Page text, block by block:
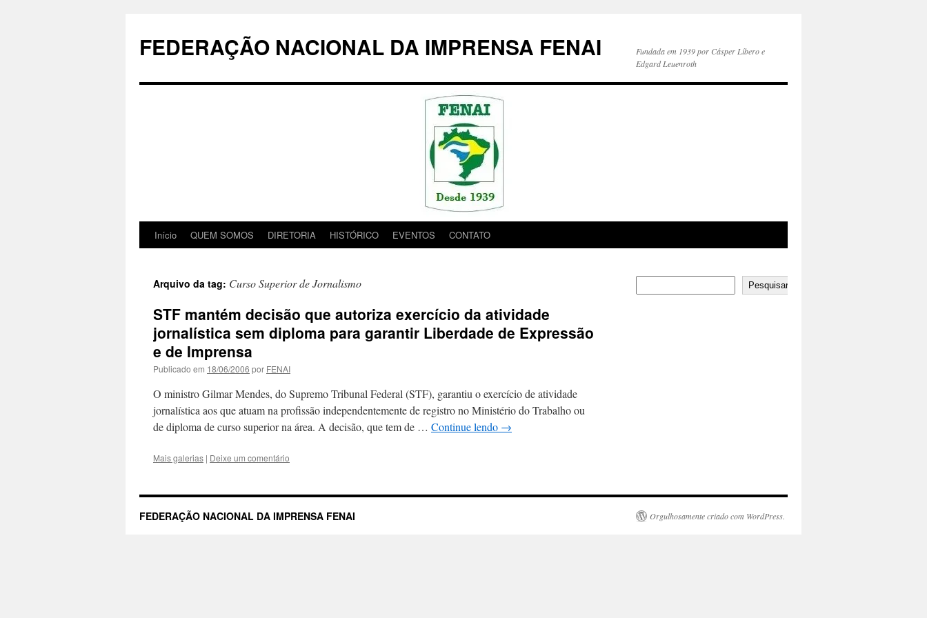
conteúdo
FEDERAÇÃO NACIONAL DA IMPRENSA FENAI
Fundada em 1939 por Cásper Líbero e
Edgard Leuenroth
Início QUEM SOMOS DIRETORIA HISTÓRICO EVENTOS CONTATO
Arquivo da tag: Curso Superior de Jornalismo
STF mantém decisão que autoriza exercício da atividade
jornalística sem diploma para garantir Liberdade de Expressão
e de Imprensa
Publicado em 18/06/2006 por FENAI
O ministro Gilmar Mendes, do Supremo Tribunal Federal (STF), garantiu o exercício de atividade
jornalística aos que atuam na profissão independentemente de registro no Ministério do Trabalho ou
de diploma de curso superior na área. A decisão, que tem de … Continue lendo →
Mais galerias | Deixe um comentário
Pesquisar
FEDERAÇÃO NACIONAL DA IMPRENSA FENAI Orgulhosamente criado com WordPress.